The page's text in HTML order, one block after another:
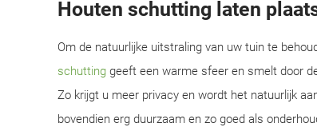
Houten schutting laten
Om de natuurlijke uitstraling van uw tuin te
schutting geeft een warme sfeer en smelt door
Zo krijgt u meer privacy en wordt het natuurlijk
bovendien erg duurzaam en zo goed als